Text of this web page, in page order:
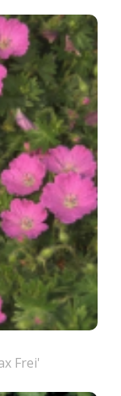
Frei'